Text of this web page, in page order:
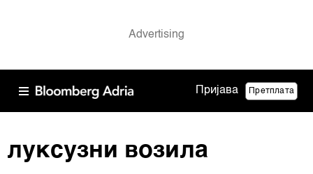
Пријава Претплата
луксузни возила